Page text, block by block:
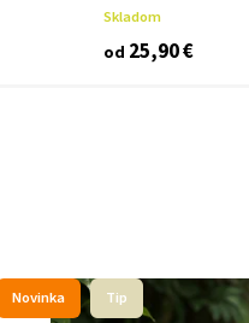
Skladom
od 25,90 €
Novinka Tip